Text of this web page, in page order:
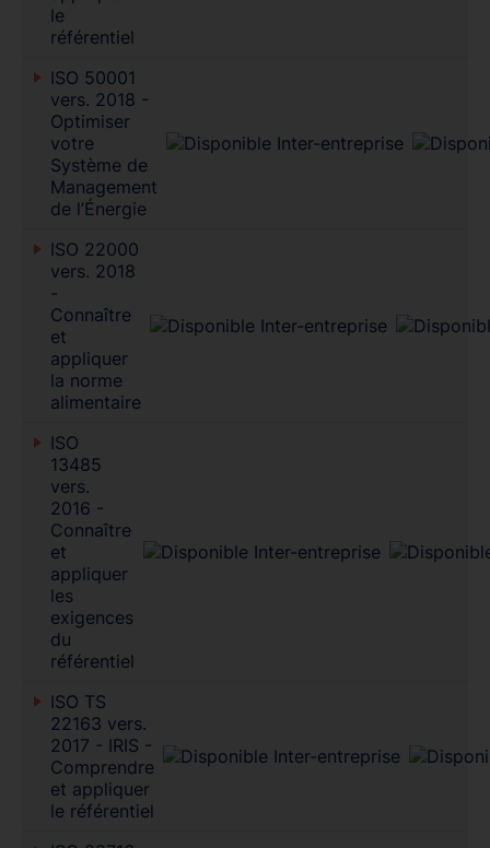
le
référentiel
ISO 50001
vers. 2018 -
Optimiser
votre
Système de
Management
de l’Énergie
ISO 22000
vers. 2018
-
Connaître
et
appliquer
la norme
alimentaire
ISO
13485
vers.
2016 -
Connaître
et
appliquer
les
exigences
du
référentiel
ISO TS
22163 vers.
2017 - IRIS -
Comprendre
et appliquer
le référentiel